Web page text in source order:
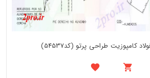
کامپوزیت طراحی پرتو (کد54537)